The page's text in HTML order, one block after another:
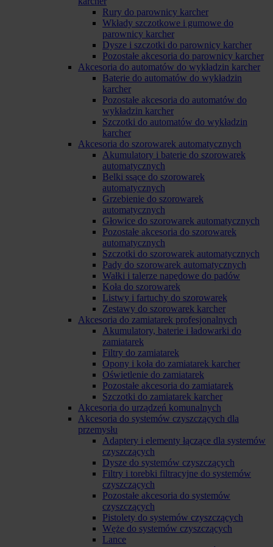
Rury do parownicy karcher
Wkłady szczotkowe i gumowe do
parownicy karcher
Dysze i szczotki do parownicy karcher
Pozostałe akcesoria do parownicy karcher
Akcesoria do automatów do wykładzin karcher
Baterie do automatów do wykładzin
karcher
Pozostałe akcesoria do automatów do
wykładzin karcher
Szczotki do automatów do wykładzin
karcher
Akcesoria do szorowarek automatycznych
Akumulatory i baterie do szorowarek
automatycznych
Belki ssące do szorowarek
automatycznych
Grzebienie do szorowarek
automatycznych
Głowice do szorowarek automatycznych
Pozostałe akcesoria do szorowarek
automatycznych
Szczotki do szorowarek automatycznych
Pady do szorowarek automatycznych
Wałki i talerze napędowe do padów
Koła do szorowarek
Listwy i fartuchy do szorowarek
Zestawy do szorowarek karcher
Akcesoria do zamiatarek profesjonalnych
Akumulatory, baterie i ładowarki do
zamiatarek
Filtry do zamiatarek
Opony i koła do zamiatarek karcher
Oświetlenie do zamiatarek
Pozostałe akcesoria do zamiatarek
Szczotki do zamiatarek karcher
Akcesoria do urządzeń komunalnych
Akcesoria do systemów czyszczących dla
przemysłu
Adaptery i elementy łączące dla systemów
czyszczących
Dysze do systemów czyszczących
Filtry i torebki filtracyjne do systemów
czyszczących
Pozostałe akcesoria do systemów
czyszczących
Pistolety do systemów czyszczących
Węże do systemów czyszczących
Lance